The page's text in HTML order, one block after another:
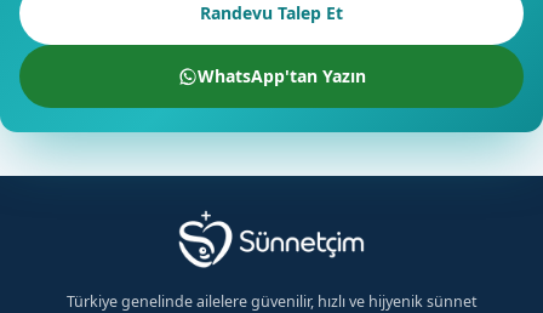
Randevu Talep Et
WhatsApp'tan Yazın
Türkiye genelinde ailelere güvenilir, hızlı ve hijyenik sünnet